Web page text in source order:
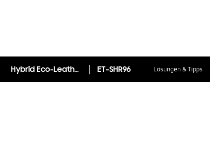
Hybrid Eco-Leather Band (20 mm, M/L) ET-SHR96 für die Galaxy Watch-Serie ET-SHR96 Lösungen & Tipps